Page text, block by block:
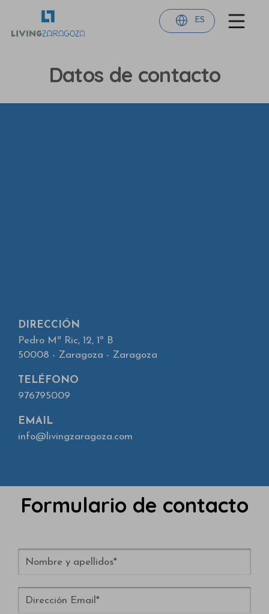
ES
Datos de contacto
DIRECCIÓN
Pedro Mª Ric, 12, 1º B
50008 - Zaragoza - Zaragoza
TELÉFONO
976795009
EMAIL
info@livingzaragoza.com
Formulario de contacto